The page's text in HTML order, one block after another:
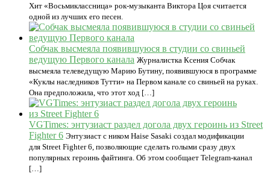
Хит «Восьмиклассница» рок-музыканта Виктора Цоя считается
одной из лучших его песен.
Собчак высмеяла появившуюся в студии со свиньей
ведущую Первого канала Журналистка Ксения Собчак
высмеяла телеведущую Марию Бутину, появившуюся в программе
«Куклы наследников Тутти» на Первом канале со свиньей на руках.
Она предположила, что этот ход […]
VGTimes: энтузиаст раздел догола двух героинь из Street
Fighter 6 Энтузиаст с ником Haise Sasaki создал модификации
для Street Fighter 6, позволяющие сделать голыми сразу двух
популярных героинь файтинга. Об этом сообщает Telegram-канал
[…]